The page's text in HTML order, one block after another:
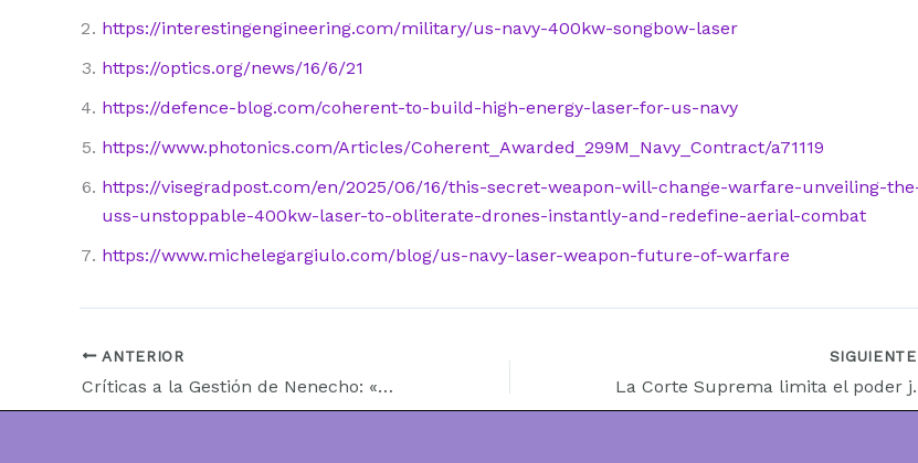
https://interestingengineering.com/military/us-navy-400kw-songbow-laser
https://optics.org/news/16/6/21
https://defence-blog.com/coherent-to-build-high-energy-laser-for-us-navy
https://www.photonics.com/Articles/Coherent_Awarded_299M_Navy_Contract/a71119
https://visegradpost.com/en/2025/06/16/this-secret-weapon-will-change-warfare-unveiling-
uss-unstoppable-400kw-laser-to-obliterate-drones-instantly-and-redefine-aerial-combat
https://www.michelegargiulo.com/blog/us-navy-laser-weapon-future-of-warfare
ANTERIOR
Críticas a la Gestión de Nenecho: «Ni en la China Encontrás 60 Direcciones»
SIGUIENTE
La Corte Suprema